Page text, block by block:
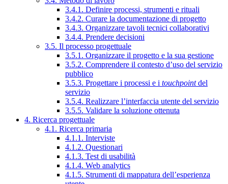
3.4.1. Definire processi, strumenti e rituali
3.4.2. Curare la documentazione di progetto
3.4.3. Organizzare tavoli tecnici collaborativi
3.4.4. Prendere decisioni
3.5. Il processo progettuale
3.5.1. Organizzare il progetto e la sua gestione
3.5.2. Comprendere il contesto d’uso del servizio
pubblico
3.5.3. Progettare i processi e i touchpointdel
servizio
3.5.4. Realizzare l’interfaccia utente del servizio
3.5.5. Validare la soluzione ottenuta
4. Ricerca progettuale
4.1. Ricerca primaria
4.1.1. Interviste
4.1.2. Questionari
4.1.3. Test di usabilità
4.1.4. Web analytics
4.1.5. Strumenti di mappatura dell’esperienza